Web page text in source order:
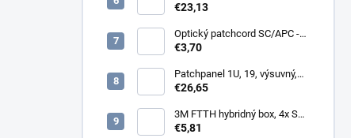
24x SC duplex, biely (2x
€23,13
Optický patchcord SC/APC -
LC/PC 1m duplex, SM,
€3,70
Patchpanel 1U, 19, výsuvný,
12x SC duplex, biely (2x
€26,65
3M FTTH hybridný box, 4x SC,
keystone, simplex, vnútorný
€5,81